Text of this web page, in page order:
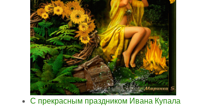
С прекрасным праздником Ивана Купала